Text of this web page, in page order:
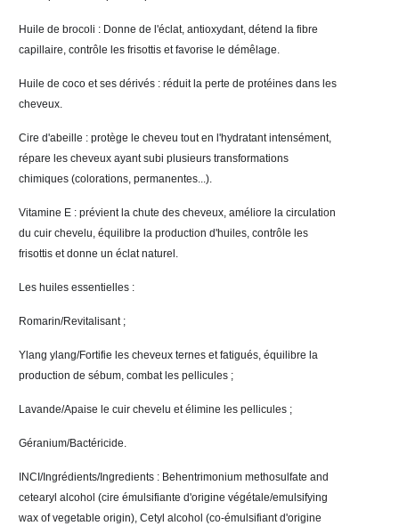
Huile de brocoli : Donne de l'éclat, antioxydant, détend la fibre
capillaire, contrôle les frisottis et favorise le démêlage.
Huile de coco et ses dérivés : réduit la perte de protéines dans les
cheveux.
Cire d'abeille : protège le cheveu tout en l'hydratant intensément,
répare les cheveux ayant subi plusieurs transformations
chimiques (colorations, permanentes...).
Vitamine E : prévient la chute des cheveux, améliore la circulation
du cuir chevelu, équilibre la production d'huiles, contrôle les
frisottis et donne un éclat naturel.
Les huiles essentielles :
Romarin/Revitalisant ;
Ylang ylang/Fortifie les cheveux ternes et fatigués, équilibre la
production de sébum, combat les pellicules ;
Lavande/Apaise le cuir chevelu et élimine les pellicules ;
Géranium/Bactéricide.
INCI/Ingrédients/Ingredients : Behentrimonium methosulfate and
cetearyl alcohol (cire émulsifiante d'origine végétale/emulsifying
wax of vegetable origin), Cetyl alcohol (co-émulsifiant d'origine